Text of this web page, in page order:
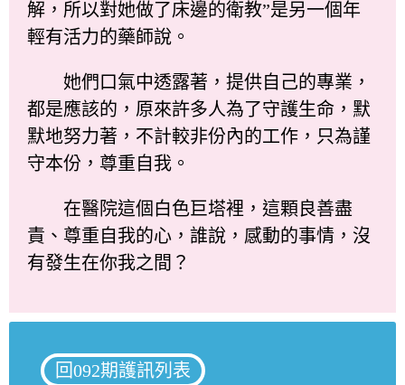
解，所以對她做了床邊的衛教”是另一個年
輕有活力的藥師說。
她們口氣中透露著，提供自己的專業，
都是應該的，原來許多人為了守護生命，默
默地努力著，不計較非份內的工作，只為謹
守本份，尊重自我。
在醫院這個白色巨塔裡，這顆良善盡
責、尊重自我的心，誰說，感動的事情，沒
有發生在你我之間？
回092期護訊列表